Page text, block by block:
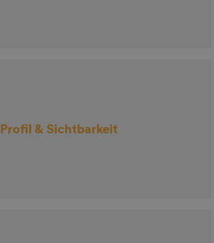
Profil & Sichtbarkeit